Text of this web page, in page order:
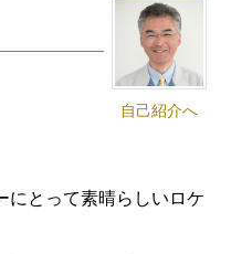
自己紹介へ
とって素晴らしいロケ